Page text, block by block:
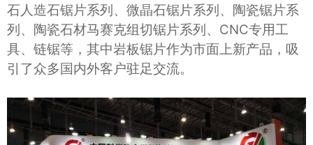
石人造石锯片系列、微晶石锯片系列、陶瓷锯片系
列、陶瓷石材马赛克组切锯片系列、CNC专用工
具、链锯等，其中岩板锯片作为市面上新产品，吸
引了众多国内外客户驻足交流。